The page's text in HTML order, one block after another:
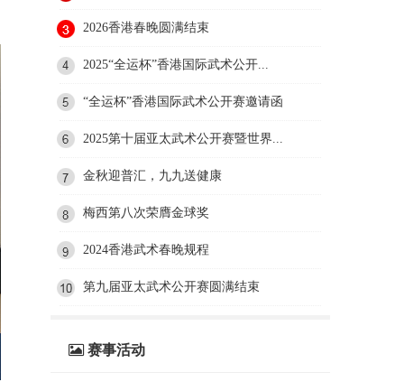
2026香港春晚圆满结束
2025“全运杯”香港国际武术公开...
“全运杯”香港国际武术公开赛邀请函
2025第十届亚太武术公开赛暨世界...
金秋迎普汇，九九送健康
梅西第八次荣膺金球奖
2024香港武术春晚规程
第九届亚太武术公开赛圆满结束
赛事活动